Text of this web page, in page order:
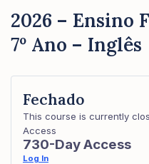
2026 – Ensino
7º Ano – Inglês
Fechado
This course is currently
Access
730-Day Access
Log In